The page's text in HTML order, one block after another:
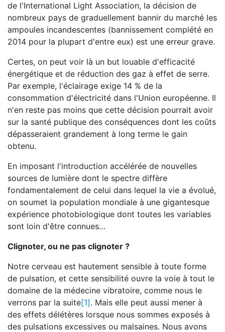
de l'International Light Association, la décision de
nombreux pays de graduellement bannir du marché les
ampoules incandescentes (bannissement complété en
2014 pour la plupart d'entre eux) est une erreur grave.
Certes, on peut voir là un but louable d'efficacité
énergétique et de réduction des gaz à effet de serre.
Par exemple, l'éclairage exige 14 % de la
consommation d'électricité dans l'Union européenne. Il
n'en reste pas moins que cette décision pourrait avoir
sur la santé publique des conséquences dont les coûts
dépasseraient grandement à long terme le gain
obtenu.
En imposant l'introduction accélérée de nouvelles
sources de lumière dont le spectre diffère
fondamentalement de celui dans lequel la vie a évolué,
on soumet la population mondiale à une gigantesque
expérience photobiologique dont toutes les variables
sont loin d'être connues…
Clignoter, ou ne pas clignoter ?
Notre cerveau est hautement sensible à toute forme
de pulsation, et cette sensibilité ouvre la voie à tout le
domaine de la médecine vibratoire, comme nous le
verrons par la suite[1]. Mais elle peut aussi mener à
des effets délétères lorsque nous sommes exposés à
des pulsations excessives ou malsaines. Nous avons